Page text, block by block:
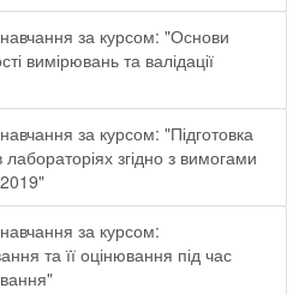
за курсом: "Основи
вимірювань та валідації
за курсом: "Підготовка
згідно з вимогами
за курсом:
та її оцінювання під час